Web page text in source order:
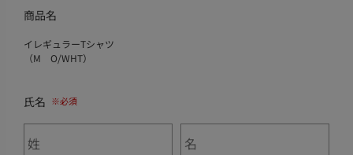
商品名
イレギュラーTシャツ
（M O/WHT）
氏名